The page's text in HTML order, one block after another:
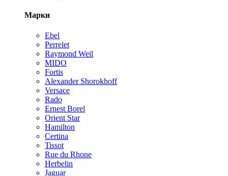
Марки
Ebel
Perrelet
Raymond Weil
MIDO
Fortis
Alexander Shorokhoff
Versace
Rado
Ernest Borel
Orient Star
Hamilton
Certina
Tissot
Rue du Rhone
Herbelin
Jaguar